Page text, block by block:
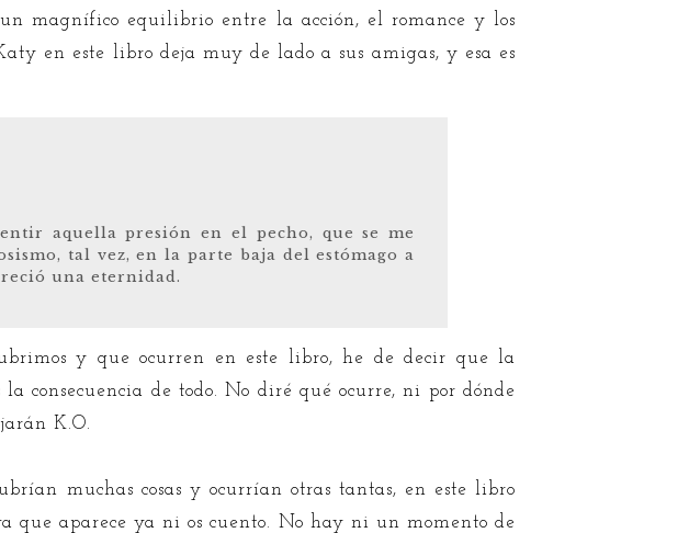
magnífico equilibrio entre la acción, el romance y los
en este libro deja muy de lado a sus amigas, y esa es
aquella presión en el pecho, que se me
tal vez, en la parte baja del estómago a
una eternidad.
y que ocurren en este libro, he de decir que la
consecuencia de todo. No diré qué ocurre, ni por dónde
K.O.
muchas cosas y ocurrían otras tantas, en este libro
que aparece ya ni os cuento. No hay ni un momento de